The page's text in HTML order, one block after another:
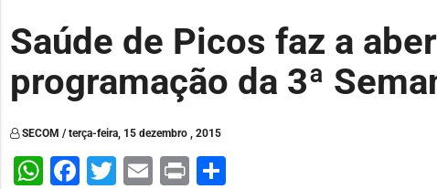
Saúde de Picos faz a
programação da 3ª
SECOM / terça-feira, 15 dezembro , 2015
WhatsApp
Facebook
Twitter
Email
Print